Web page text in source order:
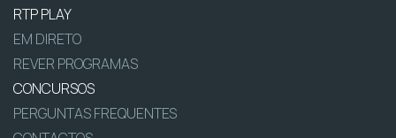
RTP PLAY
EM DIRETO
REVER PROGRAMAS
CONCURSOS
PERGUNTAS FREQUENTES